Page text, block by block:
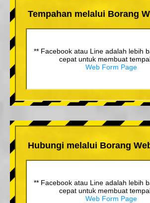
Tempahan melalui Borang
** Facebook atau Line adalah lebih
cepat untuk membuat
Web Form Page
Hubungi melalui Borang
** Facebook atau Line adalah lebih
cepat untuk membuat
Web Form Page